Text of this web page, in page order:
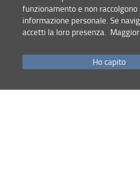
Condividi
RSS feed
funzionamento e non raccolgono
informazione personale. Se
accetti la loro presenza.
Ho capito